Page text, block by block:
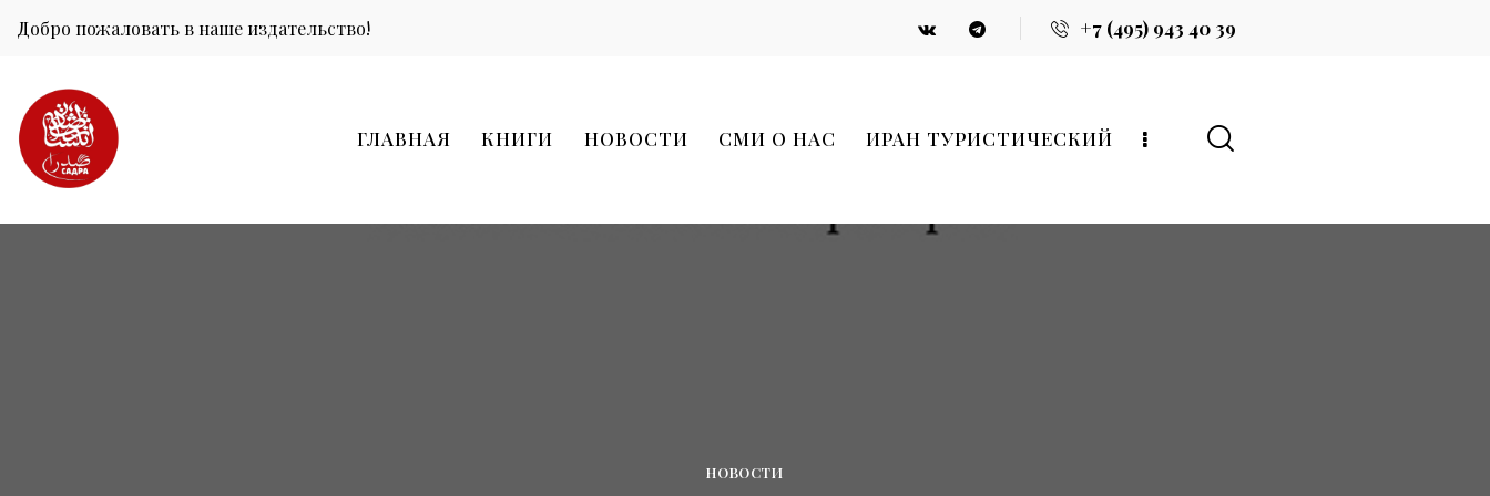
Добро пожаловать в наше издательство! +7 (495) 943 40 39
ГЛАВНАЯ КНИГИ НОВОСТИ СМИ О НАС ИРАН ТУРИСТИЧЕСКИЙ
НОВОСТИ